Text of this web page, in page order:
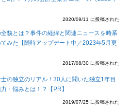
2020/09/11 に投稿された
貌とは？事件の経緯と関連ニュースを時系
みた【随時アップデート中／2023年5月更
2017/08/30 に投稿された
の独立のリアル！30人に聞いた独立1年目
・悩みとは！？【PR】
2019/07/25 に投稿された